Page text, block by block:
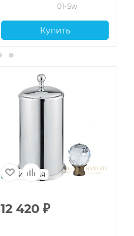
01-Sw
Купить
Италия
12 420 ₽